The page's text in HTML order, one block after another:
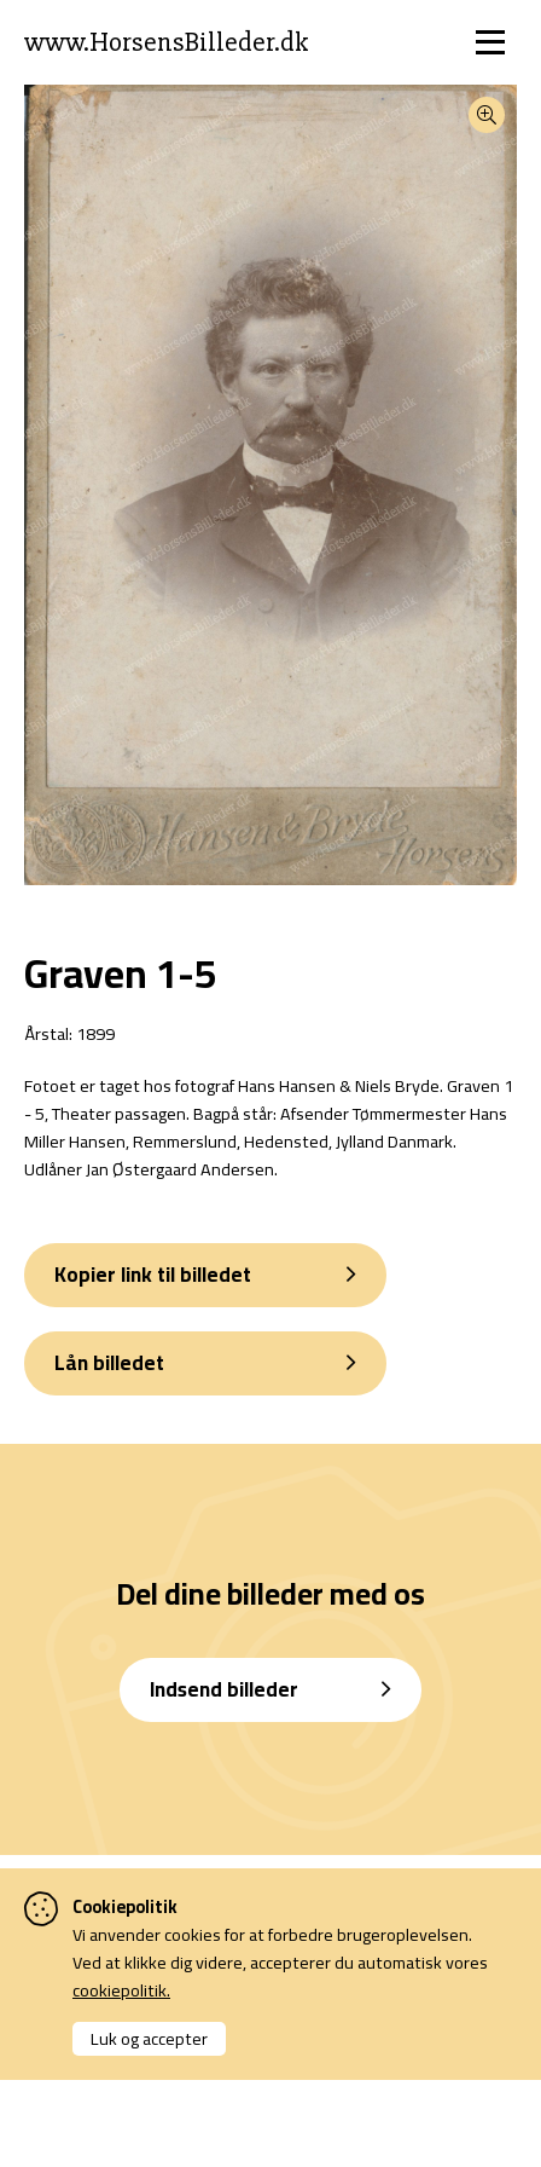
www.HorsensBilleder.dk
Graven 1-5
Årstal: 1899
Fotoet er taget hos fotograf Hans Hansen & Niels Bryde. Graven 1
- 5, Theater passagen. Bagpå står: Afsender Tømmermester Hans
Miller Hansen, Remmerslund, Hedensted, Jylland Danmark.
Udlåner Jan Østergaard Andersen.
Kopier link til billedet
Lån billedet
Del dine billeder med os
Indsend billeder
af foreningen Horsens Billeders Venner.
Cookiepolitik
Vi anvender cookies for at forbedre brugeroplevelsen.
Ved at klikke dig videre, accepterer du automatisk vores
cookiepolitik.
Luk og accepter